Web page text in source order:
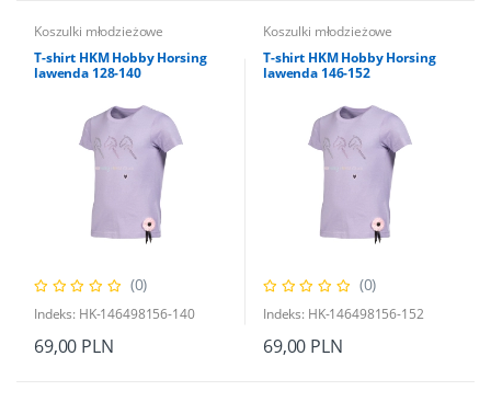
Koszulki młodzieżowe
T-shirt HKM Hobby Horsing
lawenda 128-140
(0)
Indeks: HK-146498156-140
69,00 PLN
Koszulki młodzieżowe
T-shirt HKM Hobby Horsing
lawenda 146-152
(0)
Indeks: HK-146498156-152
69,00 PLN